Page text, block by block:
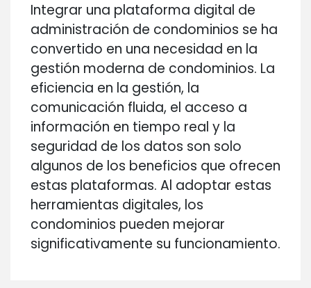
Integrar una plataforma digital de
administración de condominios se ha
convertido en una necesidad en la
gestión moderna de condominios. La
eficiencia en la gestión, la
comunicación fluida, el acceso a
información en tiempo real y la
seguridad de los datos son solo
algunos de los beneficios que ofrecen
estas plataformas. Al adoptar estas
herramientas digitales, los
condominios pueden mejorar
significativamente su funcionamiento.